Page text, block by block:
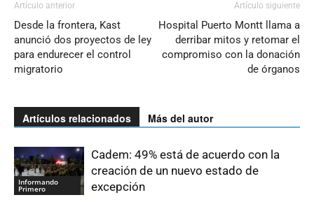
Artículo anterior
Desde la frontera, Kast
anunció dos proyectos de ley
para endurecer el control
migratorio
Artículo siguiente
Hospital Puerto Montt llama a
derribar mitos y retomar el
compromiso con la donación
de órganos
Artículos relacionados Más del autor
Informando
Primero
Cadem: 49% está de acuerdo con la
creación de un nuevo estado de
excepción